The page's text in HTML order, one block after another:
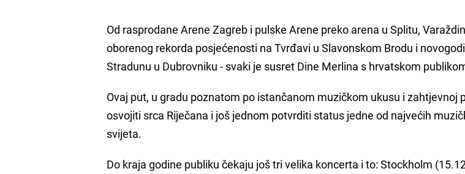
Od rasprodane Arene Zagreb i pulske Arene preko arena u Splitu,
oborenog rekorda posjećenosti na Tvrđavi u Slavonskom Brodu i
Stradunu u Dubrovniku - svaki je susret Dine Merlina s hrvatskom
Ovaj put, u gradu poznatom po istančanom muzičkom ukusu i zahtjevnoj
osvojiti srca Riječana i još jednom potvrditi status jedne od najvećih
svijeta.
Do kraja godine publiku čekaju još tri velika koncerta i to: Stockholm